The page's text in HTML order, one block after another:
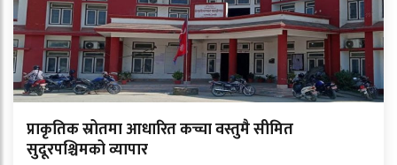
प्राकृतिक स्रोतमा आधारित कच्चा वस्तुमै सीमित
सुदूरपश्चिमको व्यापार